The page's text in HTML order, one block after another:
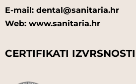
E-mail: dental@sanitaria.hr
Web: www.sanitaria.hr
CERTIFIKATI IZVRSNOSTI